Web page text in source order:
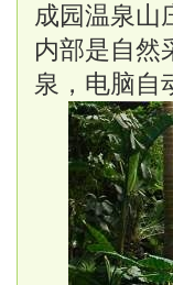
成园温泉山
内部是自然
泉，电脑自